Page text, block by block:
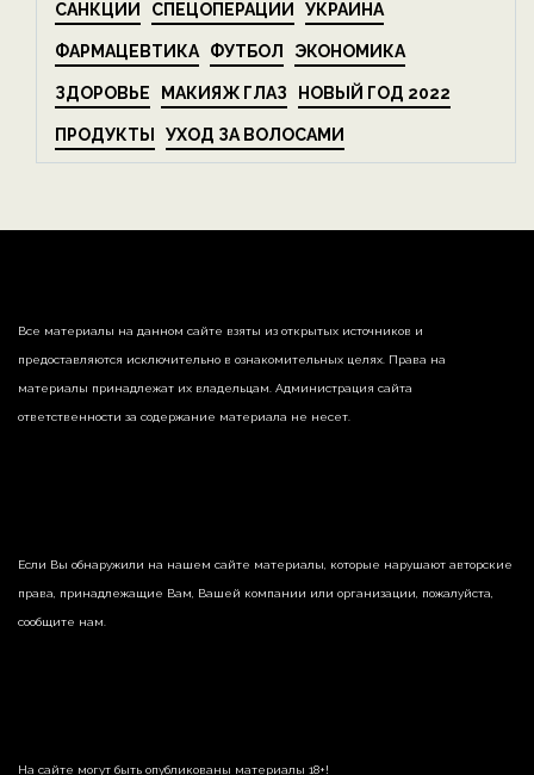
САНКЦИИ СПЕЦОПЕРАЦИИ УКРАИНА
ФАРМАЦЕВТИКА ФУТБОЛ ЭКОНОМИКА
ЗДОРОВЬЕ МАКИЯЖ ГЛАЗ НОВЫЙ ГОД 2022
ПРОДУКТЫ УХОД ЗА ВОЛОСАМИ
Все материалы на данном сайте взяты из открытых источников и
предоставляются исключительно в ознакомительных целях. Права на
материалы принадлежат их владельцам. Администрация сайта
ответственности за содержание материала не несет.
Если Вы обнаружили на нашем сайте материалы, которые нарушают авторские
права, принадлежащие Вам, Вашей компании или организации, пожалуйста,
сообщите нам.
На сайте могут быть опубликованы материалы 18+!